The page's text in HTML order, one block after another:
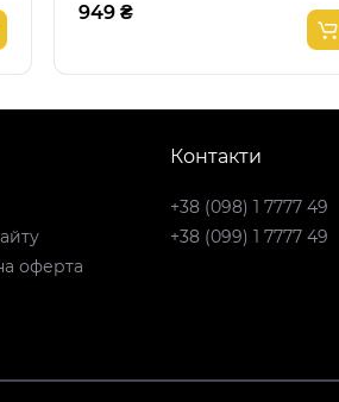
949 ₴
оферта
Контакти
+38 (098) 1 7777 49
+38 (099) 1 7777 49